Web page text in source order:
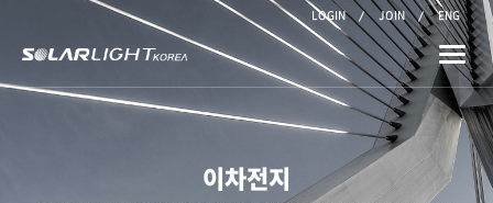
LOGIN JOIN ENG
Toggle
이차전지